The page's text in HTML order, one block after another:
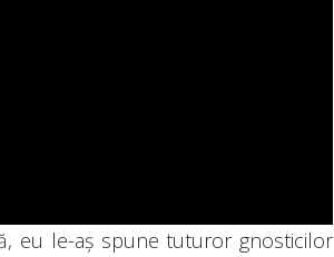
eu le-aș spune tuturor gnosticilor